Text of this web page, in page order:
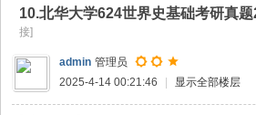
10.北华大学624世界史基础考研真
接]
admin 管理员
2025-4-14 00:21:46
显示全部楼层